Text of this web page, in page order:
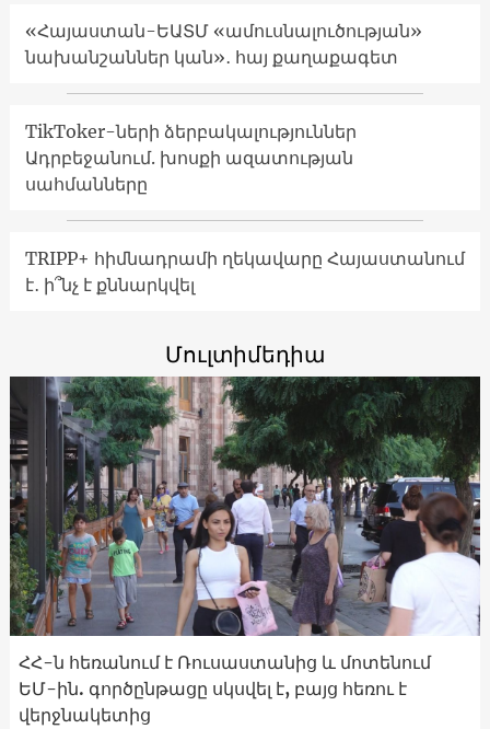
«Հայաստան-ԵԱՏՄ «ամուսնալուծության»
նախանշաններ կան»․ հայ քաղաքագետ
TikToker-ների ձերբակալություններ
Ադրբեջանում. խոսքի ազատության
սահմանները
TRIPP+ հիմնադրամի ղեկավարը Հայաստանում
է․ ի՞նչ է քննարկվել
Մուլտիմեդիա
ՀՀ-ն հեռանում է Ռուսաստանից և մոտենում
ԵՄ-ին. գործընթացը սկսվել է, բայց հեռու է
վերջնակետից